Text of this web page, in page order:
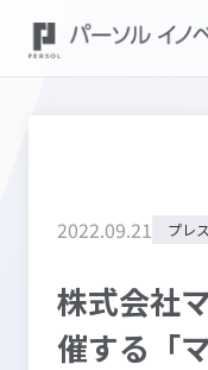
2022.09.21 プレ
株式会社
催する「